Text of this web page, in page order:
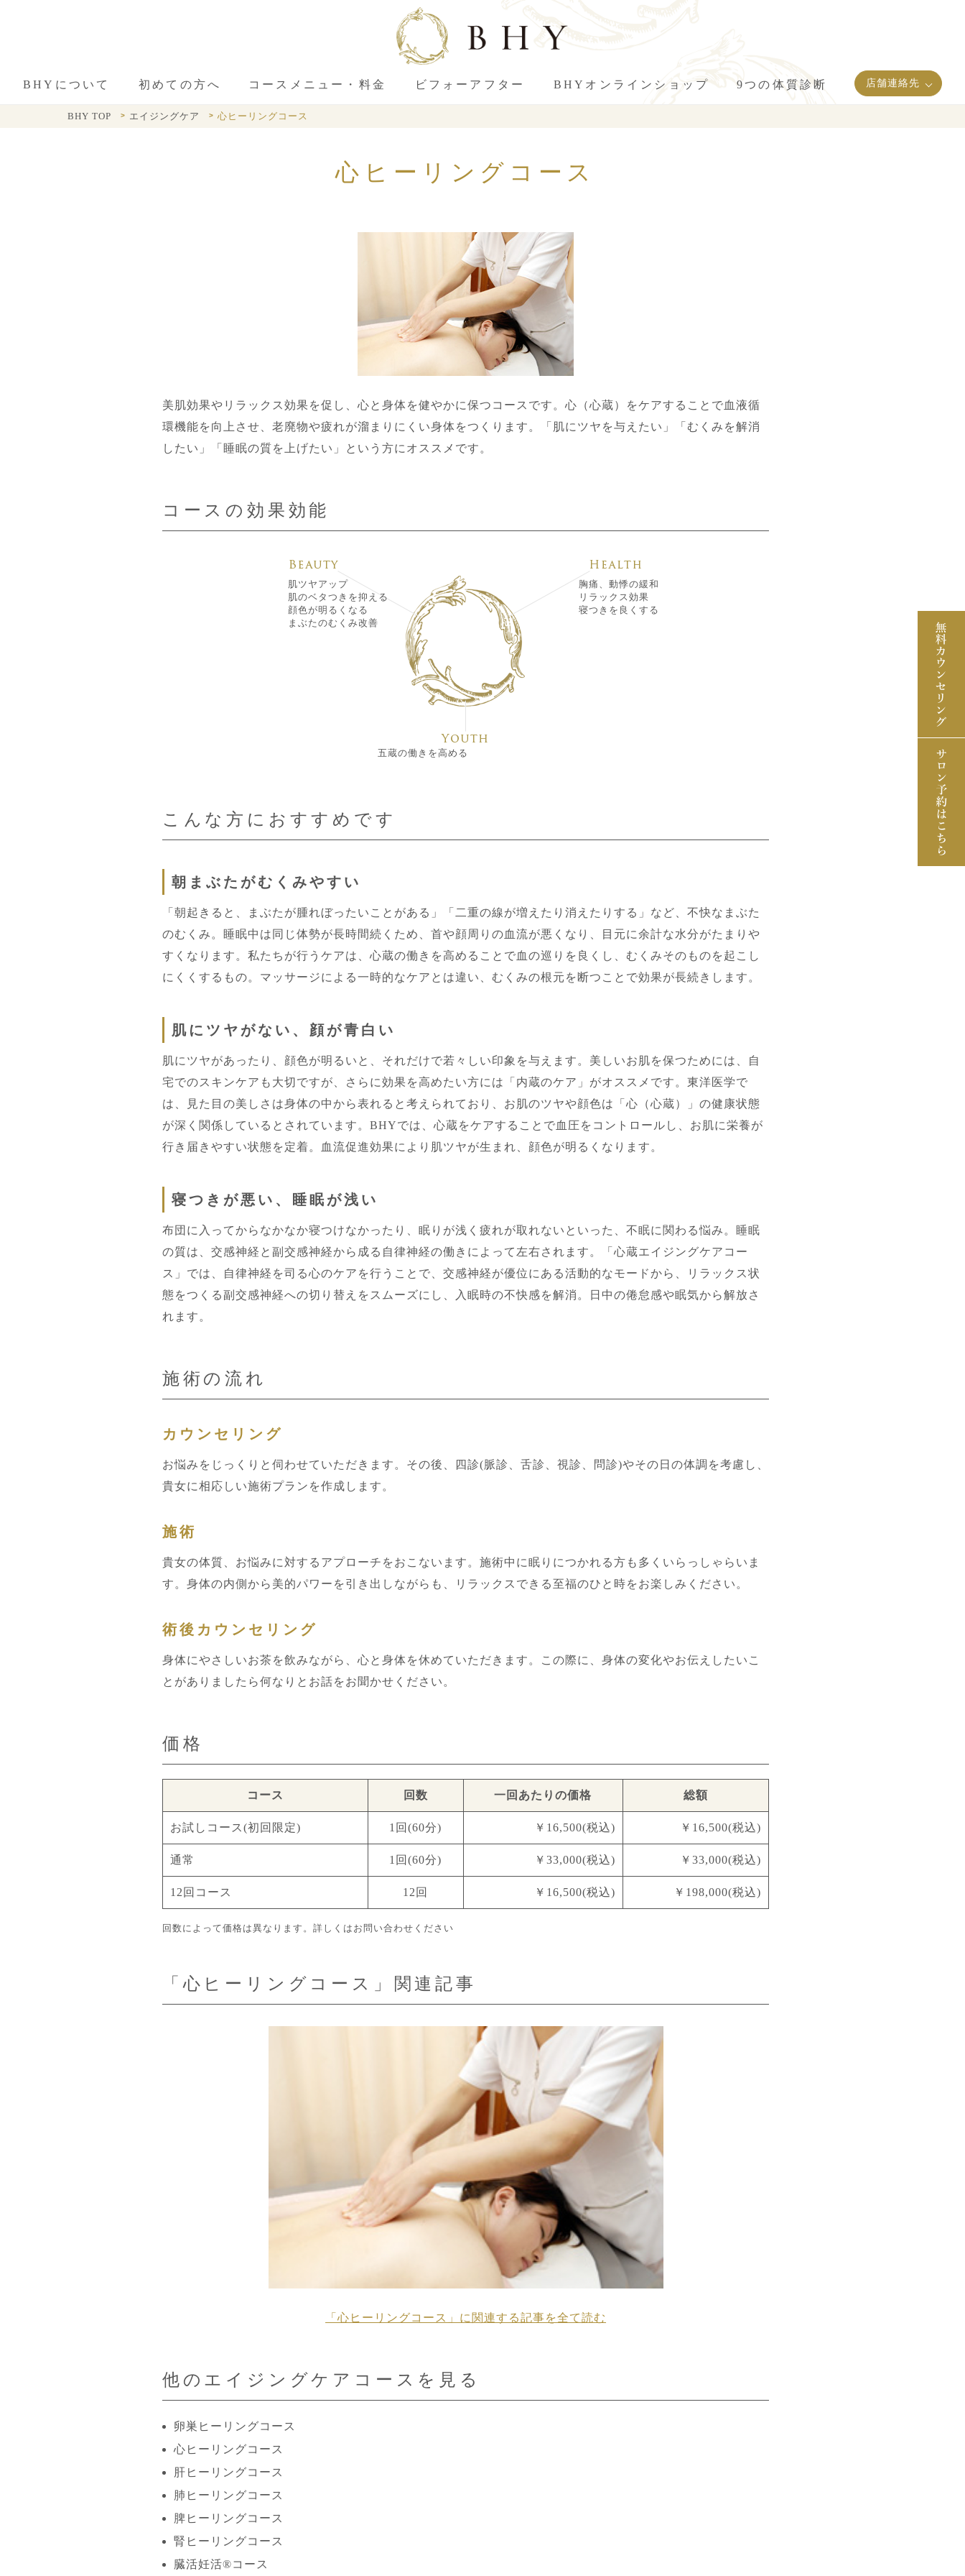
BHYについて 初めての方へ コースメニュー・料金 ビフォーアフター BHYオンラインショップ 9つの体質診断 店舗連絡先
BHY TOP エイジングケア 心ヒーリングコース
心ヒーリングコース
美肌効果やリラックス効果を促し、心と身体を健やかに保つコースです。心（心蔵）をケアすることで血液循
環機能を向上させ、老廃物や疲れが溜まりにくい身体をつくります。「肌にツヤを与えたい」「むくみを解消
したい」「睡眠の質を上げたい」という方にオススメです。
コースの効果効能
肌ツヤアップ
肌のベタつきを抑える
顔色が明るくなる
まぶたのむくみ改善
胸痛、動悸の緩和
リラックス効果
寝つきを良くする
五蔵の働きを高める
こんな方におすすめです
朝まぶたがむくみやすい
「朝起きると、まぶたが腫れぼったいことがある」「二重の線が増えたり消えたりする」など、不快なまぶた
のむくみ。睡眠中は同じ体勢が長時間続くため、首や顔周りの血流が悪くなり、目元に余計な水分がたまりや
すくなります。私たちが行うケアは、心蔵の働きを高めることで血の巡りを良くし、むくみそのものを起こし
にくくするもの。マッサージによる一時的なケアとは違い、むくみの根元を断つことで効果が長続きします。
肌にツヤがない、顔が青白い
肌にツヤがあったり、顔色が明るいと、それだけで若々しい印象を与えます。美しいお肌を保つためには、自
宅でのスキンケアも大切ですが、さらに効果を高めたい方には「内蔵のケア」がオススメです。東洋医学で
は、見た目の美しさは身体の中から表れると考えられており、お肌のツヤや顔色は「心（心蔵）」の健康状態
が深く関係しているとされています。BHYでは、心蔵をケアすることで血圧をコントロールし、お肌に栄養が
行き届きやすい状態を定着。血流促進効果により肌ツヤが生まれ、顔色が明るくなります。
寝つきが悪い、睡眠が浅い
布団に入ってからなかなか寝つけなかったり、眠りが浅く疲れが取れないといった、不眠に関わる悩み。睡眠
の質は、交感神経と副交感神経から成る自律神経の働きによって左右されます。「心蔵エイジングケアコー
ス」では、自律神経を司る心のケアを行うことで、交感神経が優位にある活動的なモードから、リラックス状
態をつくる副交感神経への切り替えをスムーズにし、入眠時の不快感を解消。日中の倦怠感や眠気から解放さ
れます。
施術の流れ
カウンセリング
お悩みをじっくりと伺わせていただきます。その後、四診(脈診、舌診、視診、問診)やその日の体調を考慮し、
貴女に相応しい施術プランを作成します。
施術
貴女の体質、お悩みに対するアプローチをおこないます。施術中に眠りにつかれる方も多くいらっしゃらいま
す。身体の内側から美的パワーを引き出しながらも、リラックスできる至福のひと時をお楽しみください。
術後カウンセリング
身体にやさしいお茶を飲みながら、心と身体を休めていただきます。この際に、身体の変化やお伝えしたいこ
とがありましたら何なりとお話をお聞かせください。
価格
コース 回数 一回あたりの価格 総額
お試しコース(初回限定) 1回(60分) ￥16,500(税込) ￥16,500(税込)
通常 1回(60分) ￥33,000(税込) ￥33,000(税込)
12回コース 12回 ￥16,500(税込) ￥198,000(税込)
回数によって価格は異なります。詳しくはお問い合わせください
「心ヒーリングコース」関連記事
「心ヒーリングコース」に関連する記事を全て読む
他のエイジングケアコースを見る
卵巣ヒーリングコース
心ヒーリングコース
肝ヒーリングコース
肺ヒーリングコース
脾ヒーリングコース
腎ヒーリングコース
臓活妊活®コース